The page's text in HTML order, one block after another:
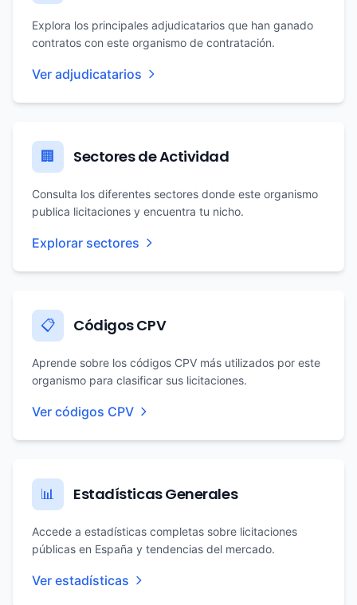
Explora los principales adjudicatarios que han ganado
contratos con este organismo de contratación.
Ver adjudicatarios
🏢 Sectores de Actividad
Consulta los diferentes sectores donde este organismo
publica licitaciones y encuentra tu nicho.
Explorar sectores
📋 Códigos CPV
Aprende sobre los códigos CPV más utilizados por este
organismo para clasificar sus licitaciones.
Ver códigos CPV
📊 Estadísticas Generales
Accede a estadísticas completas sobre licitaciones
públicas en España y tendencias del mercado.
Ver estadísticas